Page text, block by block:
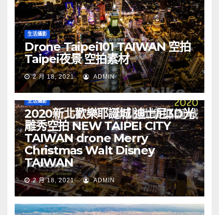
生活攝影
Drone Taipei101 TAIWAN 空拍
Taipei夜景 空拍素材
2 月 18, 2021 ADMIN
生活攝影
2020新北歡樂耶誕城 迪士尼3D光
雕秀空拍 NEW TAIPEI CITY
TAIWAN drone Merry
Christmas Walt Disney
TAIWAN
2 月 18, 2021 ADMIN